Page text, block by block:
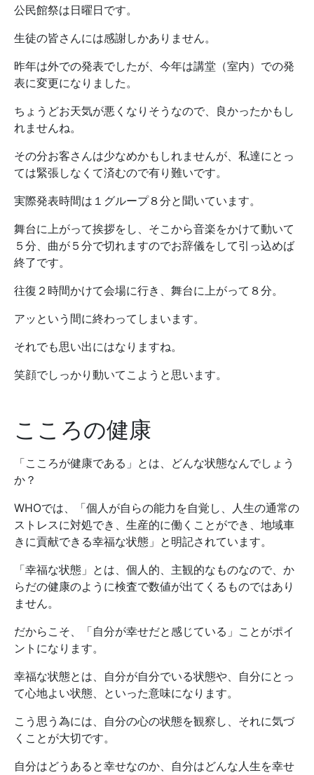
公民館祭は日曜日です。
生徒の皆さんには感謝しかありません。
昨年は外での発表でしたが、今年は講堂（室内）での発
表に変更になりました。
ちょうどお天気が悪くなりそうなので、良かったかもし
れませんね。
その分お客さんは少なめかもしれませんが、私達にとっ
ては緊張しなくて済むので有り難いです。
実際発表時間は１グループ８分と聞いています。
舞台に上がって挨拶をし、そこから音楽をかけて動いて
５分、曲が５分で切れますのでお辞儀をして引っ込めば
終了です。
往復２時間かけて会場に行き、舞台に上がって８分。
アッという間に終わってしまいます。
それでも思い出にはなりますね。
笑顔でしっかり動いてこようと思います。
こころの健康
「こころが健康である」とは、どんな状態なんでしょう
か？
WHOでは、「個人が自らの能力を自覚し、人生の通常の
ストレスに対処でき、生産的に働くことができ、地域車
きに貢献できる幸福な状態」と明記されています。
「幸福な状態」とは、個人的、主観的なものなので、か
らだの健康のように検査で数値が出てくるものではあり
ません。
だからこそ、「自分が幸せだと感じている」ことがポイ
ントになります。
幸福な状態とは、自分が自分でいる状態や、自分にとっ
て心地よい状態、といった意味になります。
こう思う為には、自分の心の状態を観察し、それに気づ
くことが大切です。
自分はどうあると幸せなのか、自分はどんな人生を幸せ